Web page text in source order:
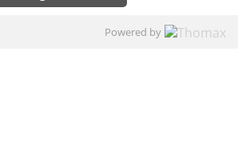
Powered by